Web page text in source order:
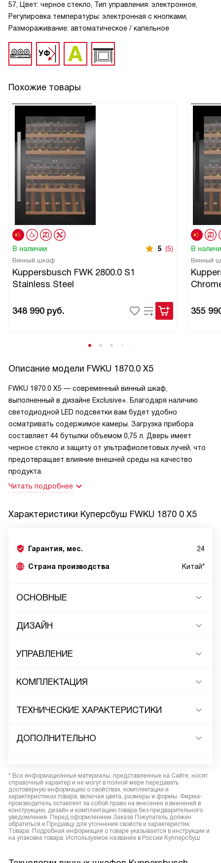
57, Цвет: черное стекло, Тип управления: электронное,
Регулировка температуры: электронная с кнопками,
Размораживание: автоматическое / капельное
Похожие товары
В наличии 5 (5)
Винный шкаф
Kuppersbusch FWK 2800.0 S1
Stainless Steel
348 990 руб.
В
Винный
355
Описание модели FWKU 1870.0 X5
FWKU 1870.0 X5 — современный винный шкаф,
выполненный в дизайне Exclusive+. Благодаря наличию
светодиодной LED подсветки вам будет удобно
осматривать содержимое камеры. Загрузка прибора
составляет 44 бутылки объемом 0,75 л. Дверь имеет
черное стекло и защиту от ультрафиолетовых лучей, что
предотвращает влияние внешней среды на качество
продукта.
Читать подробнее
Характеристики Куперсбуш FWKU 1870 0 X5
Гарантия, мес. 24
Страна производства Китай*
ОСНОВНЫЕ
ДИЗАЙН
УПРАВЛЕНИЕ
КОМПЛЕКТАЦИЯ
ТЕХНИЧЕСКИЕ ХАРАКТЕРИСТИКИ
ДОПОЛНИТЕЛЬНО
* Все информационные материалы, представленные на Сайте, носят
справочный характер и не могут в полной мере передавать
достоверную информацию о свойствах, комплектации и
характеристиках товара, включая цвета, размеры и формы. Фирма-
производитель оставляет за собой право на внесение изменений в
конструкцию, дизайн и комплектацию товара без предварительного
уведомления. Перед оформлением Заказа Покупатель должен
обратиться к Продавцу для уточнения свойств и характеристик
Товара. Подробная информация о товаре указывается в инструкции и
на упаковке товара. Используемое название в России Купперсбуш